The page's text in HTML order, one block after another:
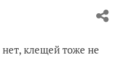
клещей тоже не